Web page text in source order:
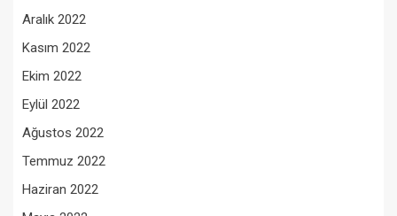
Aralık 2022
Kasım 2022
Ekim 2022
Eylül 2022
Ağustos 2022
Temmuz 2022
Haziran 2022